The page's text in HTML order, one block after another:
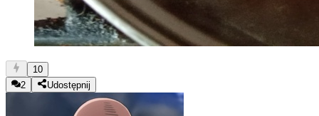
10
2
Udostępnij